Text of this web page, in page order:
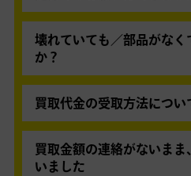
ります。お値段のお付け
返送は承っておりません。
買取できない商品の処分の
ん。買取できない商品は、
さい。
処分のみのご依頼は、宅配
ビスにてお承りいたしま
壊れていても／部品がなく
か？
電気または電池で動作す
いもの、付属品がないた
の（リモコン、専用コー
作しないもの、修理跡のあ
のはお取り扱いいたしてお
買取代金の受取方法につい
「買取王子ポイント」「
「選べるe-GIFT」「銀行
お選びいただけます。買取
買取金額の連絡がないまま
いました